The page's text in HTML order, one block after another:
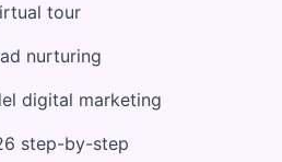
tour
nurturing
digital marketing
step-by-step